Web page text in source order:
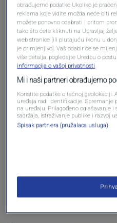
NAJČITANIJE
obrađujemo podatke Ukoliko je
reklama koje vidite možda neće biti
možete ponovno odabrati i pritom
tako što ćete kliknuti na Upravljaj
web stranice [ili plutajuću ikonu u
je primjenjivo]. Vaš odabir će se
više detalja, pogledajte Uredbu o
informacija o vašoj privatnosti
Mi i naši partneri obrađujemo
Koristite podatke o tačnoj
uređaja radi identifikacije. Spremanje
na uređaju. Prilagođeno oglašavanje i
sadržaja, istraživanje publike i razvoj
Spisak partnera (pružalaca usluga)